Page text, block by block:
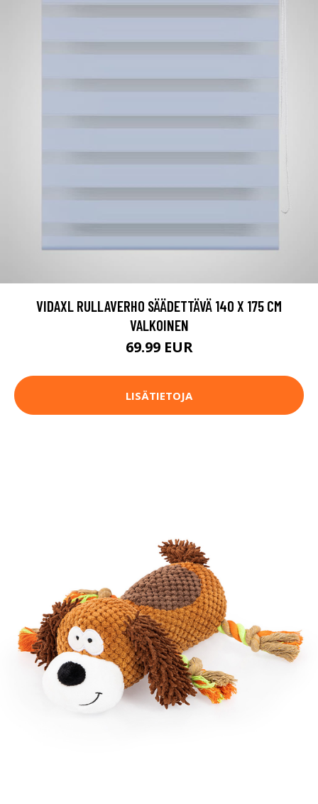
VIDAXL RULLAVERHO SÄÄDETTÄVÄ 140 X 175 CM
VALKOINEN
69.99 EUR
LISÄTIETOJA